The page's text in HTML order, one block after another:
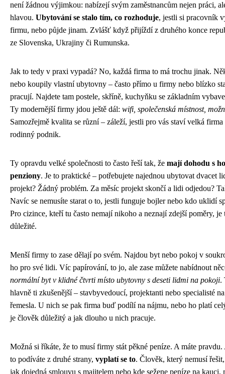
není žádnou výjimkou: nabízejí svým zaměstnancům nejen práci,
hlavou. Ubytování se stalo tím, co rozhoduje, jestli si pracovník
firmu, nebo půjde jinam. Zvlášť když přijíždí z druhého konce
ze Slovenska, Ukrajiny či Rumunska.
Jak to tedy v praxi vypadá? No, každá firma to má trochu jinak.
nebo koupily vlastní ubytovny – často přímo u firmy nebo blízko
pracují. Najdete tam postele, skříně, kuchyňku se základním
Ty modernější firmy jdou ještě dál: wifi, společenská místnost,
Samozřejmě kvalita se různí – záleží, jestli pro vás staví velká firma
rodinný podnik.
Ty opravdu velké společnosti to často řeší tak, že mají dohodu s
penziony. Je to praktické – potřebujete najednou ubytovat dvacet
projekt? Žádný problém. Za měsíc projekt skončí a lidi odjedou?
Navíc se nemusíte starat o to, jestli funguje bojler nebo kdo uklidí
Pro cizince, kteří tu často nemají nikoho a neznají zdejší poměry, je
důležité.
Menší firmy to zase dělají po svém. Najdou byt nebo pokoj v
ho pro své lidi. Víc papírování, to jo, ale zase můžete nabídnout
normální byt v klidné čtvrti místo ubytovny s deseti lidmi na pokoji.
hlavně ti zkušenější – stavbyvedoucí, projektanti nebo specialisté
řemesla. U nich se pak firma buď podílí na nájmu, nebo ho platí
je člověk důležitý a jak dlouho u nich pracuje.
Možná si říkáte, že to musí firmy stát pěkné peníze. A máte
to podíváte z druhé strany, vyplatí se to. Člověk, který nemusí
jak dojedná smlouvu s majitelem nebo kde sežene peníze na kauci,